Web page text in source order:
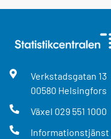
Verkstadsgatan 13
00580 Helsingfors
Växel 029 551 1000
Informationstjänst